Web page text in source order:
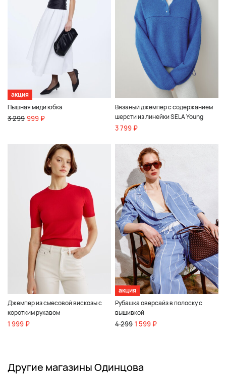
акция
Пышная миди юбка
3 299 999 ₽
Вязаный джемпер с содержанием
шерсти из линейки SELA Young
3 799 ₽
Джемпер из смесовой вискозы с
коротким рукавом
1 999 ₽
акция
Рубашка оверсайз в полоску с
вышивкой
4 299 1 599 ₽
Другие магазины Одинцова